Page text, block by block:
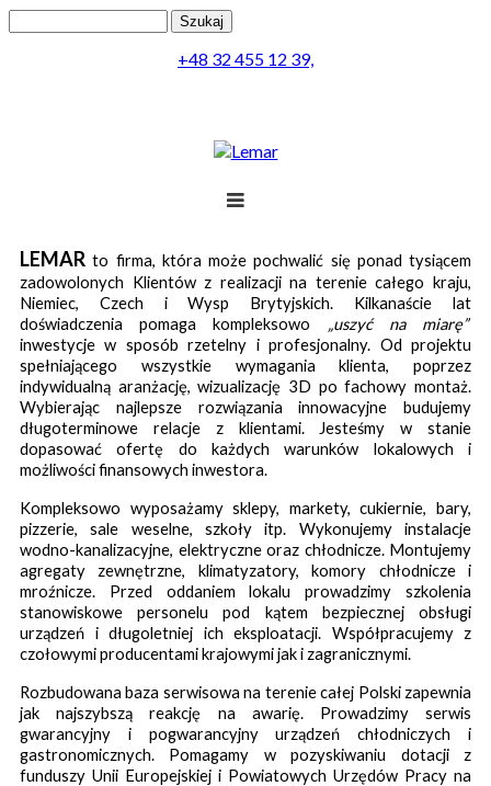
Formularz wyszukiwania
+48 32 455 12 39,
Produkty
Realizacja
Obsługa
Kontakt
Menu
LEMAR to firma, która może pochwalić się ponad tysiącem
zadowolonych Klientów z realizacji na terenie całego kraju,
Niemiec, Czech i Wysp Brytyjskich. Kilkanaście lat
doświadczenia pomaga kompleksowo „uszyć na miarę”
inwestycje w sposób rzetelny i profesjonalny. Od projektu
spełniającego wszystkie wymagania klienta, poprzez
indywidualną aranżację, wizualizację 3D po fachowy montaż.
Wybierając najlepsze rozwiązania innowacyjne budujemy
długoterminowe relacje z klientami.Jesteśmy w stanie
dopasować ofertę do każdych warunków lokalowych i
możliwości finansowych inwestora.
Kompleksowo wyposażamy sklepy, markety, cukiernie, bary,
pizzerie, sale weselne, szkoły itp. Wykonujemy instalacje
wodno-kanalizacyjne, elektryczne oraz chłodnicze. Montujemy
agregaty zewnętrzne, klimatyzatory, komory chłodnicze i
mroźnicze. Przed oddaniem lokalu prowadzimy szkolenia
stanowiskowe personelu pod kątem bezpiecznej obsługi
urządzeń i długoletniej ich eksploatacji. Współpracujemy z
czołowymi producentami krajowymi jak i zagranicznymi.
Rozbudowana baza serwisowa na terenie całej Polski zapewnia
jak najszybszą reakcję na awarię. Prowadzimy serwis
gwarancyjny i pogwarancyjny urządzeń chłodniczych i
gastronomicznych. Pomagamy w pozyskiwaniu dotacji z
funduszy Unii Europejskiej i Powiatowych Urzędów Pracy na